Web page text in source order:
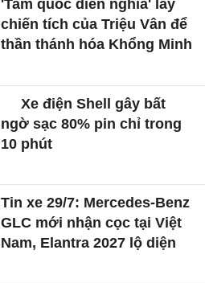
'Tam quốc diễn nghĩa' lấy
chiến tích của Triệu Vân để
thần thánh hóa Khổng Minh
Xe điện Shell gây bất
ngờ sạc 80% pin chỉ trong
10 phút
Tin xe 29/7: Mercedes-Benz
GLC mới nhận cọc tại Việt
Nam, Elantra 2027 lộ diện